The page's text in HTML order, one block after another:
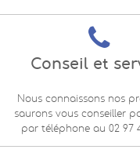
Conseil et
Nous connaissons nos
saurons vous conseiller
par téléphone au 02 97